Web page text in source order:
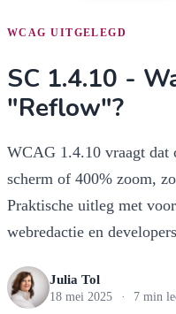
WCAG UITGELEGD
SC 1.4.10 -
"Reflow"?
WCAG 1.4.10 vraagt dat
scherm of 400% zoom,
Praktische uitleg met
webredactie en
Julia Tol
18 mei 2025 · 7 min